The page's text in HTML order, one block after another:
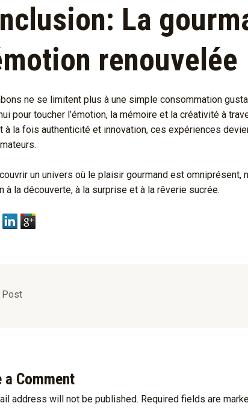
La
renouvelée
ne se limitent plus à une simple consommation
pour toucher l’émotion, la mémoire et la créativité à
à la fois authenticité et innovation, ces expériences
un univers où le plaisir gourmand est
à la découverte, à la surprise et à la rêverie sucrée.
Post
a Comment
address will not be published. Required fields are